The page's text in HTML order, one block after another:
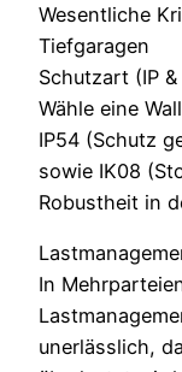
Wesentliche
Tiefgaragen
Schutzart (IP &
Wähle eine
IP54 (Schutz
sowie IK08
Robustheit in
In
unerlässlich,